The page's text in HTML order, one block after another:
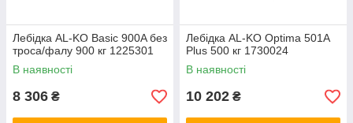
Лебідка AL-KO Basic 900A без
троса/фалу 900 кг 1225301
В наявності
8 306 ₴
Лебідка AL-KO Optima 501A
Plus 500 кг 1730024
В наявності
10 202 ₴